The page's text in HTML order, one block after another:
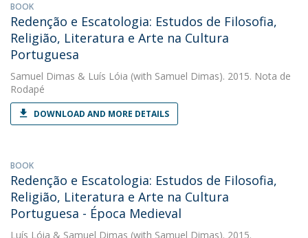
BOOK
Redenção e Escatologia: Estudos de Filosofia,
Religião, Literatura e Arte na Cultura
Portuguesa
Samuel Dimas & Luís Lóia (with Samuel Dimas). 2015. Nota de
Rodapé
DOWNLOAD AND MORE DETAILS
BOOK
Redenção e Escatologia: Estudos de Filosofia,
Religião, Literatura e Arte na Cultura
Portuguesa - Época Medieval
Luís Lóia & Samuel Dimas (with Samuel Dimas). 2015.